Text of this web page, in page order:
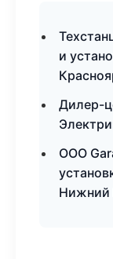
и
Дилер-
ООО
Нижний